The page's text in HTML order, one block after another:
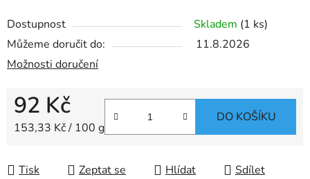
Dostupnost Skladem (1 ks)
Můžeme doručit do:
11.8.2026
Možnosti doručení
92 Kč
Měrná cena:
153,33 Kč / 100 g
DO KOŠÍKU
Tisk Zeptat se Hlídat Sdílet